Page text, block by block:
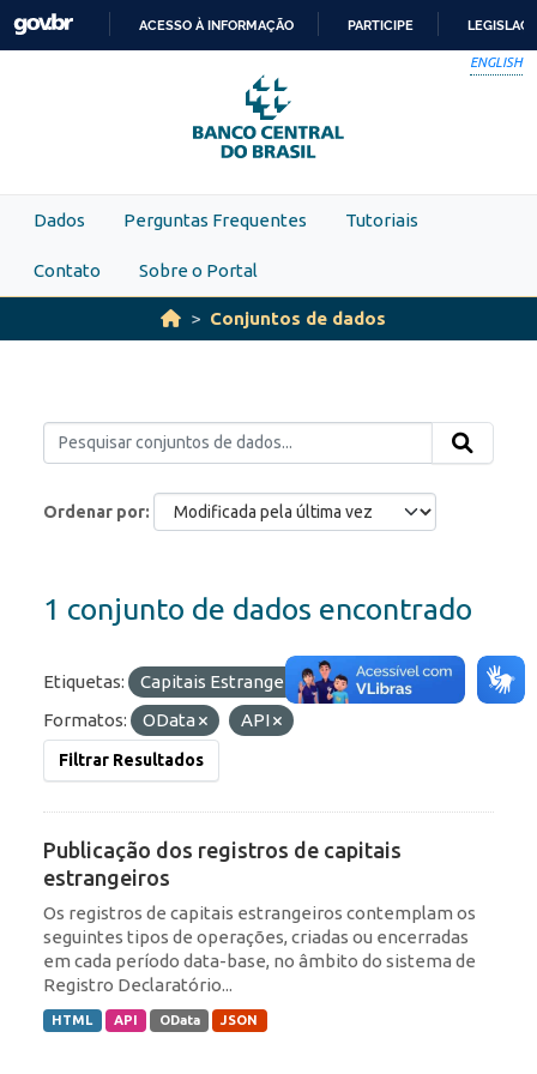
Skip to main content
PARA
O
CONTEÚDO
ACESSO À INFORMAÇÃO PARTICIPE
ENGLISH
Dados Perguntas Frequentes Tutoriais
Contato Sobre o Portal
Conjuntos de dados
Ordenar por
1 conjunto de dados encontrado
Etiquetas: Capitais Estrangeiros
IED
Formatos:
OData API
Filtrar Resultados
Publicação dos registros de capitais
estrangeiros
Os registros de capitais estrangeiros contemplam os
seguintes tipos de operações, criadas ou encerradas
em cada período data-base, no âmbito do sistema de
Registro Declaratório...
HTML API OData JSON